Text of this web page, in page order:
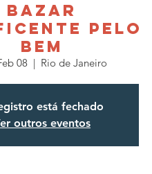
BAZAR
PELO
BEM
08
  |
Rio de Janeiro
está fechado
outros eventos